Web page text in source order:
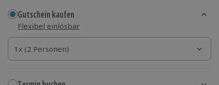
Gutschein kaufen
Flexibel einlösbar
1x (2 Personen)
1x (2 Personen)
1x (2 Personen)